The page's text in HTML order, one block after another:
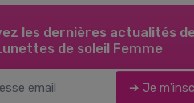
les dernières actualités
de soleil Femme
➔ Je